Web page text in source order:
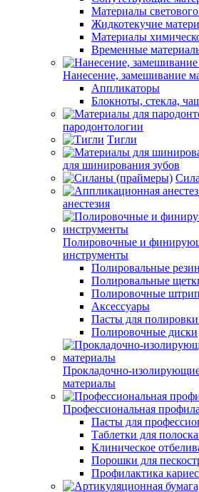
Материалы
Жидкотекучие
Материалы
Временные
Нанесение, замешивание
Аппликаторы
Блокноты, стекла,
пародонтологии
Тигли
для шинирования зубов
анестезия
Полировочные и
инструменты
Полировальные
Полировальные
Полировочные
Аксессуары
Пасты для полировки
Полировочные диски
Прокладочно-
материалы
Профессиональная
Пасты для
Таблетки для
Клиническое
Порошки для
Профилактика